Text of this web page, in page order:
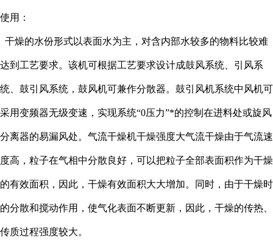
使用：
干燥的水份形式以表面水为主，对含内部水较多的物料比较难
达到工艺要求。该机可根据工艺要求设计成鼓风系统、引风系
统、鼓引风系统，鼓风机可兼作分散器。鼓引风机系统中风机可
采用变频器无级变速，实现系统“0压力”*的控制在进料处或旋风
分离器的易漏风处。气流干燥机干燥强度大气流干燥由于气流速
度高，粒子在气相中分散良好，可以把粒子全部表面积作为干燥
的有效面积，因此，干燥有效面积大大增加。同时，由于干燥时
的分散和搅动作用，使气化表面不断更新，因此，干燥的传热、
传质过程强度较大。